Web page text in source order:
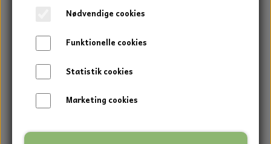
WEBSHOP
BOLIG OG HAVE
DUFTBLOKKE OG TILBEHØR
DUFT BLOKKE
VINDSPIL
HJEMMESKO OG TØJ
HJEMMESKO
RESTSALG
HJEMMESKO OG TØJ
HJEMMESKO
LÆDER BÆLTER - TASKER - CAPS
TERMOSTRØMPER LEGGINGS
Nødvendige cookies
Funktionelle cookies
Statistik cookies
Marketing cookies